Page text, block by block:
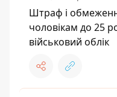
Штраф і
чоловікам до 25
військовий облік